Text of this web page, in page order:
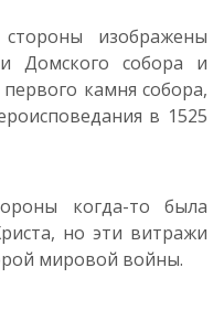
изображены
Домского собора и
камня собора,
в 1525
когда-то была
но эти витражи
мировой войны.